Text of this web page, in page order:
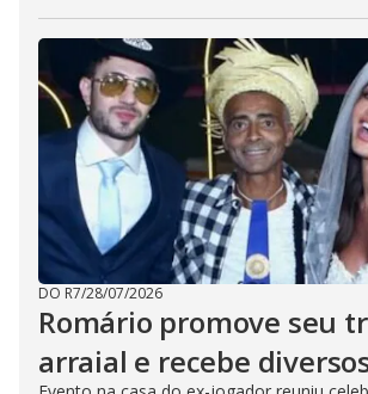
DO R7/28/07/2026
Romário promove seu
arraial e recebe